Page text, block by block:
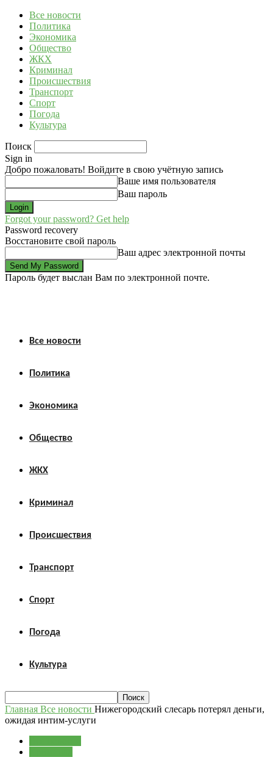
Все новости
Политика
Экономика
Общество
ЖКХ
Криминал
Происшествия
Транспорт
Спорт
Погода
Культура
Поиск
Sign in
Добро пожаловать! Войдите в свою учётную запись
Ваше имя пользователя
Ваш пароль
Forgot your password? Get help
Password recovery
Восстановите свой пароль
Ваш адрес электронной почты
Пароль будет выслан Вам по электронной почте.
Все новости
Политика
Экономика
Общество
ЖКХ
Криминал
Происшествия
Транспорт
Спорт
Погода
Культура
Главная Все новости Нижегородский слесарь потерял деньги,
ожидая интим-услуги